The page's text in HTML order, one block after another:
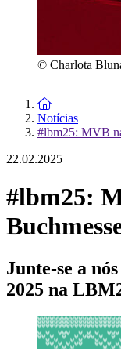
© Charlota
To the
Notícias
#lbm25: MVB
22.02.2025
#lbm25:
Junte-se a
2025 na